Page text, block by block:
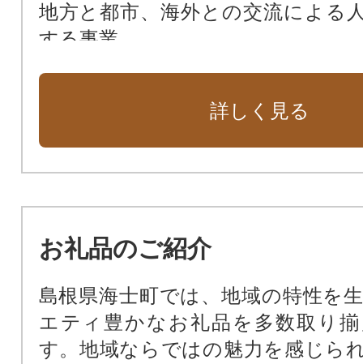
地方と都市、海外との交流による
する事業
島の持続可能な経済循環の実現に関
地区の振興に関する事業
詳しく見る
お礼品のご紹介
島根県海士町では、地域の特性を
エティ豊かなお礼品を多数取り
す。地域ならではの魅力を感じら